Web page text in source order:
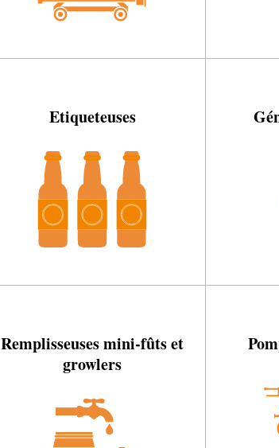
Etiqueteuses
Remplisseuses mini-fûts et
growlers